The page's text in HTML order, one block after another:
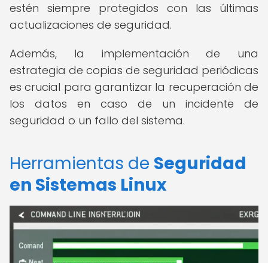
estén siempre protegidos con las últimas
actualizaciones de seguridad.
Además, la implementación de una
estrategia de copias de seguridad periódicas
es crucial para garantizar la recuperación de
los datos en caso de un incidente de
seguridad o un fallo del sistema.
Herramientas de Seguridad
en Sistemas Linux